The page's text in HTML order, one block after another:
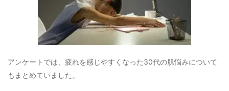
アンケートでは、疲れを感じやすくなった30代の肌悩みについて
もまとめていました。